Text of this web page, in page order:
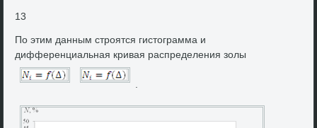
13
По этим данным строятся гистοграмма и
дифференциальная кривая распределения золы
.